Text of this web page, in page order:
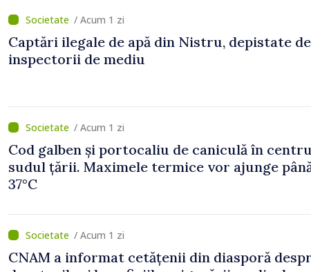
/ Acum 1 zi
Captări ilegale de apă din Nistru, depistate de
inspectorii de mediu
/ Acum 1 zi
Cod galben și portocaliu de caniculă în
sudul țării. Maximele termice vor ajunge
37°C
/ Acum 1 zi
CNAM a informat cetățenii din diasporă